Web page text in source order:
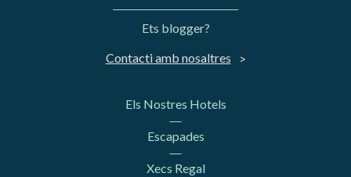
Ets blogger?
Contacti amb nosaltres
Els Nostres Hotels
Escapades
Xecs Regal